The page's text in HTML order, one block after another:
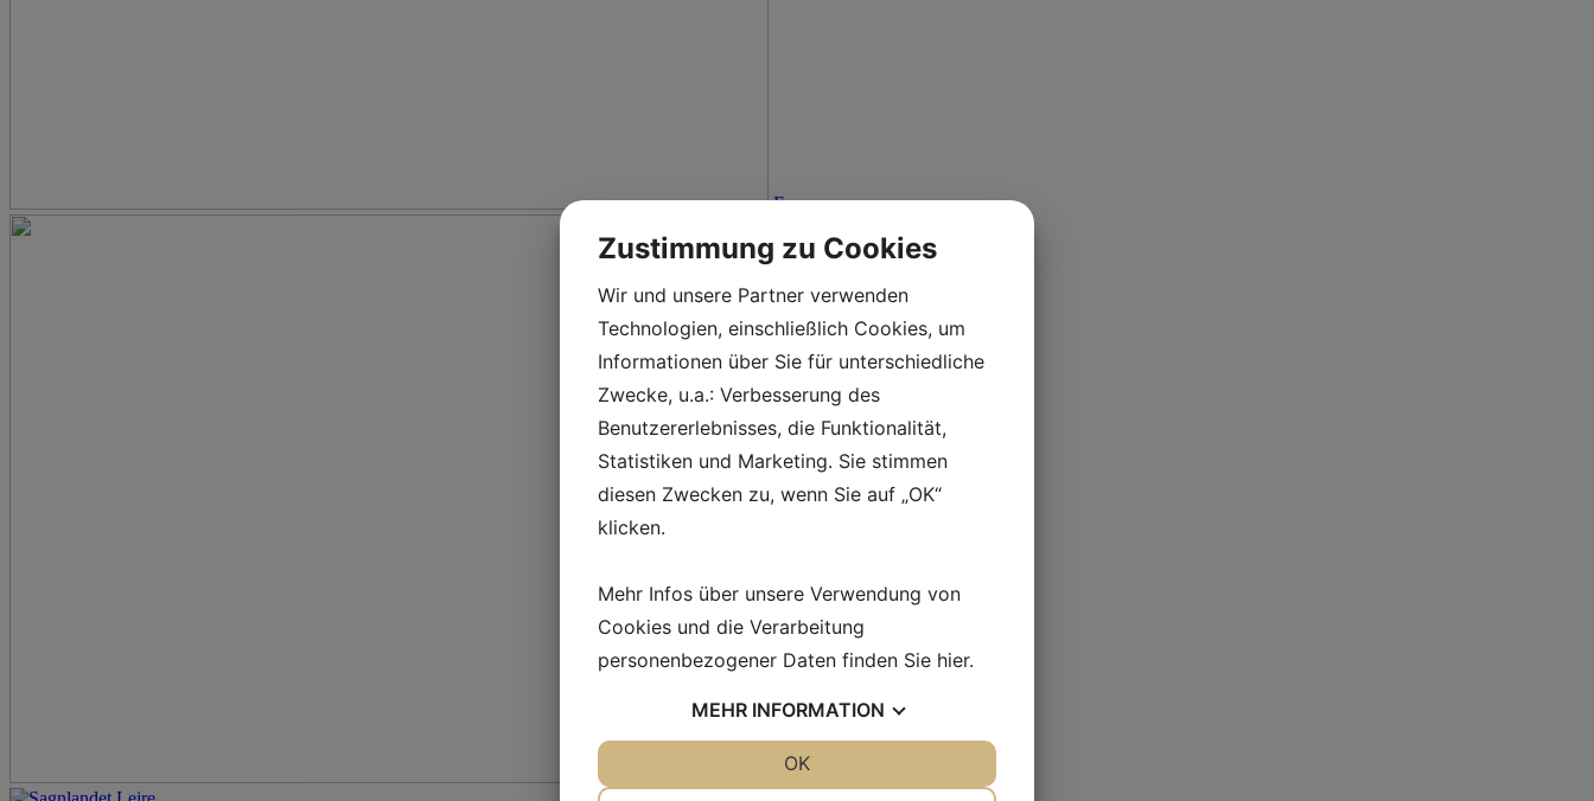
En
Fr
Zustimmung zu Cookies
Wir und unsere Partner verwenden
Technologien, einschließlich Cookies, um
Informationen über Sie für unterschiedliche
Zwecke, u.a.: Verbesserung des
Benutzererlebnisses, die Funktionalität,
Statistiken und Marketing. Sie stimmen
diesen Zwecken zu, wenn Sie auf „OK“
klicken.
Mehr Infos über unsere Verwendung von
Cookies und die Verarbeitung
personenbezogener Daten finden Sie hier.
MEHR INFORMATION
OK